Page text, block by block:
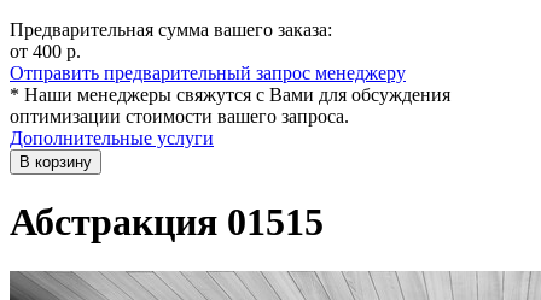
Предварительная сумма вашего заказа:
от 400 р.
Отправить предварительный запрос менеджеру
* Наши менеджеры свяжутся с Вами для обсуждения
оптимизации стоимости вашего запроса.
Дополнительные услуги
В корзину
Абстракция 01515